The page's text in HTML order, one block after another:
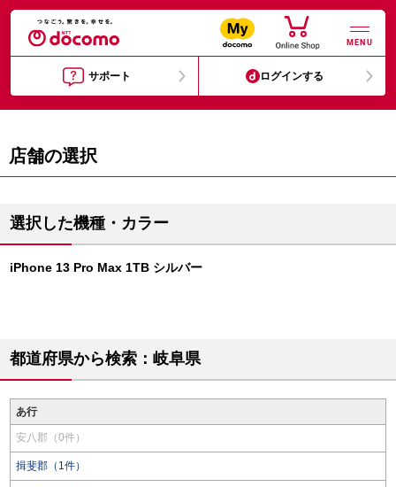
MENU
サポート ログインする
店舗の選択
選択した機種・カラー
iPhone 13 Pro Max 1TB シルバー
都道府県から検索：岐阜県
あ行
安八郡（0件）
揖斐郡（1件）